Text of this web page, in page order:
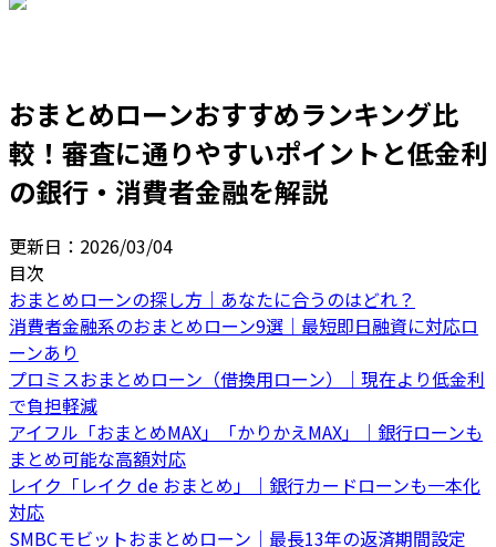
おまとめローンおすすめランキング比
較！審査に通りやすいポイントと低金利
の銀行・消費者金融を解説
更新日： 2026/03/04
目次
おまとめローンの探し方｜あなたに合うのはどれ？
消費者金融系のおまとめローン9選｜最短即日融資に対応ロ
ーンあり
プロミスおまとめローン（借換用ローン）｜現在より低金利
で負担軽減
アイフル「おまとめMAX」「かりかえMAX」｜銀行ローンも
まとめ可能な高額対応
レイク「レイク de おまとめ」｜銀行カードローンも一本化
対応
SMBCモビットおまとめローン｜最長13年の返済期間設定